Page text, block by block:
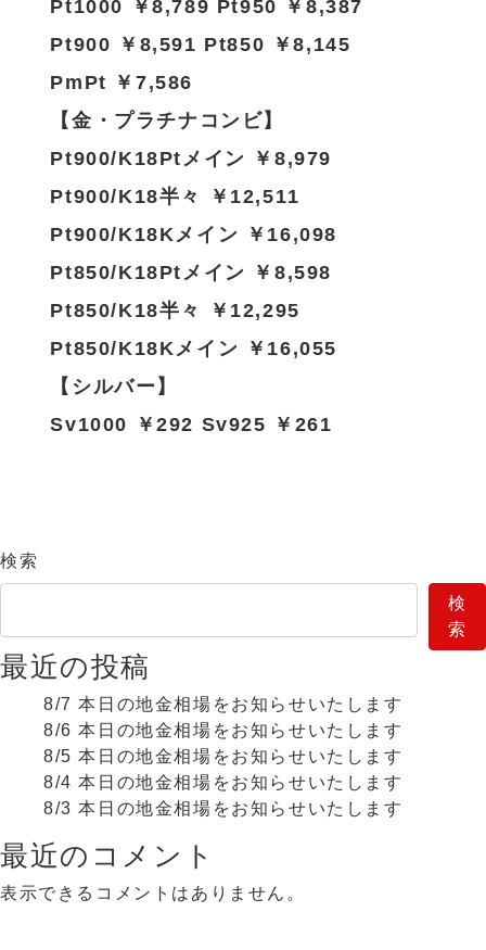
Pt1000 ￥8,789 Pt950 ￥8,387
Pt900 ￥8,591 Pt850 ￥8,145
PmPt ￥7,586
【金・プラチナコンビ】
Pt900/K18Ptメイン ￥8,979
Pt900/K18半々 ￥12,511
Pt900/K18Kメイン ￥16,098
Pt850/K18Ptメイン ￥8,598
Pt850/K18半々 ￥12,295
Pt850/K18Kメイン ￥16,055
【シルバー】
Sv1000 ￥292 Sv925 ￥261
検索
検
索
最近の投稿
8/7 本日の地金相場をお知らせいたします
8/6 本日の地金相場をお知らせいたします
8/5 本日の地金相場をお知らせいたします
8/4 本日の地金相場をお知らせいたします
8/3 本日の地金相場をお知らせいたします
最近のコメント
表示できるコメントはありません。